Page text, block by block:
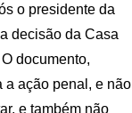
o presidente da
decisão da Casa
documento,
a ação penal, e não
e também não